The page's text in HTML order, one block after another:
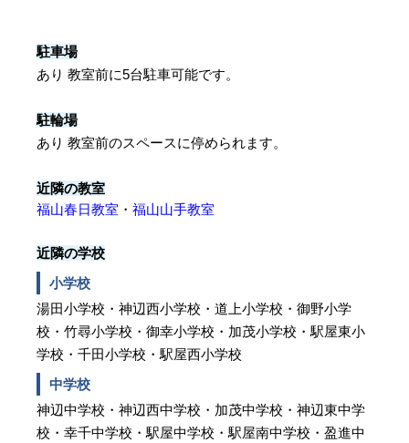
駐車場
あり 教室前に5台駐車可能です。
駐輪場
あり 教室前のスペースに停められます。
近隣の教室
福山春日教室 ・ 福山山手教室
近隣の学校
小学校
湯田小学校・神辺西小学校・道上小学校・御野小学
校・竹尋小学校・御幸小学校・加茂小学校・駅屋東小
学校・千田小学校・駅屋西小学校
中学校
神辺中学校・神辺西中学校・加茂中学校・神辺東中学
校・幸千中学校・駅屋中学校・駅屋南中学校・盈進中